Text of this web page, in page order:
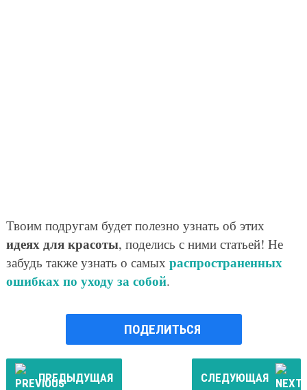
Твоим подругам будет полезно узнать об этих
идеях для красоты, поделись с ними статьей! Не
забудь также узнать о самых распространенных
ошибках по уходу за собой.
ПОДЕЛИТЬСЯ
ПРЕДЫДУЩАЯ СЛЕДУЮЩАЯ